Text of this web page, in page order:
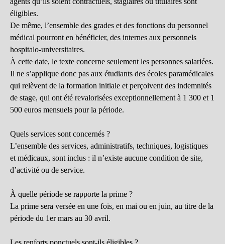
éligibles.
De même, l’ensemble des grades et des fonctions du personnel
médical pourront en bénéficier, des internes aux personnels
hospitalo-universitaires.
À cette date, le texte concerne seulement les personnes salariées.
Il ne s’applique donc pas aux étudiants des écoles paramédicales
qui relèvent de la formation initiale et perçoivent des indemnités
de stage, qui ont été revalorisées exceptionnellement à 1 300 et 1
500 euros mensuels pour la période.
Quels services sont concernés ?
L’ensemble des services, administratifs, techniques, logistiques
et médicaux, sont inclus : il n’existe aucune condition de site,
d’activité ou de service.
À quelle période se rapporte la prime ?
La prime sera versée en une fois, en mai ou en juin, au titre de la
période du 1er mars au 30 avril.